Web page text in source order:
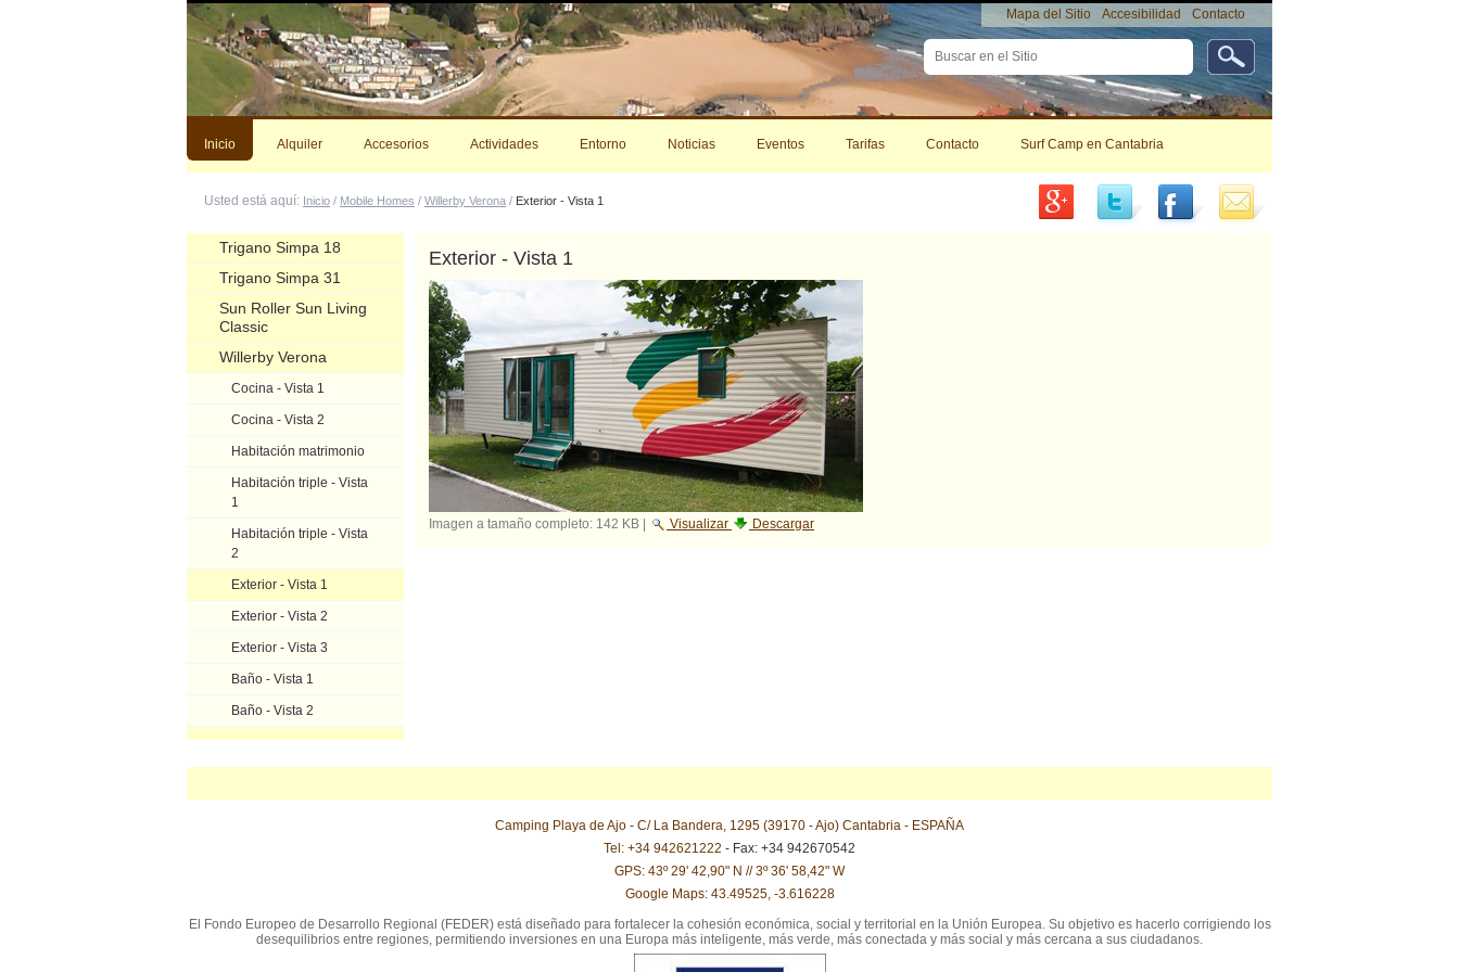
Cambiar
contenido.
Buscar
Búsqueda
Avanzada…
Mapa del Sitio Accesibilidad Contacto
Herramientas
Inicio Alquiler Accesorios Actividades Entorno Noticias Eventos Tarifas Contacto Surf Camp en Cantabria
Usted está aquí: Inicio / Mobile Homes / Willerby Verona / Exterior - Vista 1
Exterior - Vista 1
Imagen a tamaño completo: 142 KB Visualizar Descargar
Navegación
Trigano Simpa 18
Trigano Simpa 31
Sun Roller Sun Living
Classic
Willerby Verona
Cocina - Vista 1
Cocina - Vista 2
Habitación matrimonio
Habitación triple - Vista
1
Habitación triple - Vista
2
Exterior - Vista 1
Exterior - Vista 2
Exterior - Vista 3
Baño - Vista 1
Baño - Vista 2
Camping Playa de Ajo - C/ La Bandera, 1295 (39170 - Ajo) Cantabria - ESPAÑA
Tel: +34 942621222 - Fax: +34 942670542
GPS: 43º 29' 42,90" N // 3º 36' 58,42" W
Google Maps: 43.49525, -3.616228
El Fondo Europeo de Desarrollo Regional (FEDER) está diseñado para fortalecer la cohesión económica, social y territorial en la Unión Europea. Su objetivo es hacerlo corrigiendo los
desequilibrios entre regiones, permitiendo inversiones en una Europa más inteligente, más verde, más conectada y más social y más cercana a sus ciudadanos.